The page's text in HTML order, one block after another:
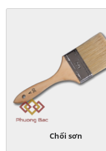
Chổi sơn